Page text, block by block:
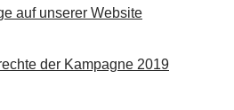
auf unserer Website
der Kampagne 2019